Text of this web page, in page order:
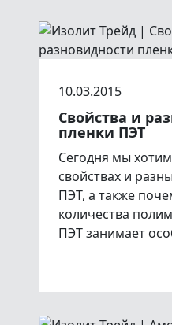
10.03.2015
Свойства и
пленки ПЭТ
Сегодня мы
свойствах и
ПЭТ, а также
количества
ПЭТ занимает